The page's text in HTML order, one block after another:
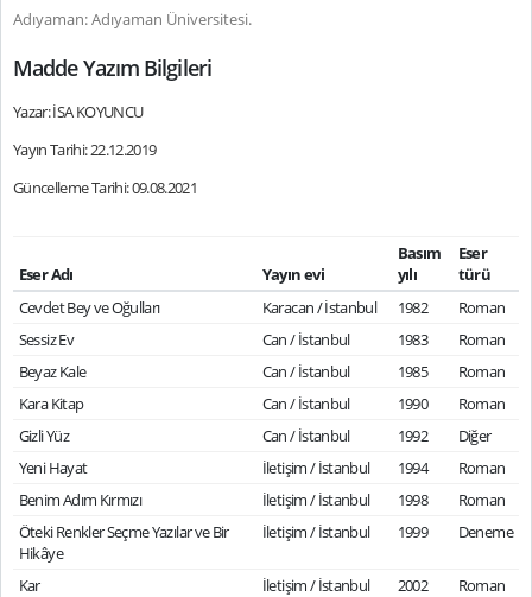
Adıyaman: Adıyaman Üniversitesi.
Madde Yazım Bilgileri
Yazar: İSA KOYUNCU
Yayın Tarihi: 22.12.2019
Güncelleme Tarihi: 09.08.2021
Eser Adı Yayın evi
Basım
yılı
Eser
türü
Cevdet Bey ve Oğulları
Karacan / İstanbul 1982
Roman
Sessiz Ev
Can / İstanbul 1983
Roman
Beyaz Kale
Can / İstanbul 1985
Roman
Kara Kitap
Can / İstanbul 1990
Roman
Gizli Yüz
Can / İstanbul 1992
Diğer
Yeni Hayat
İletişim / İstanbul 1994
Roman
Benim Adım Kırmızı
İletişim / İstanbul 1998
Roman
Öteki Renkler Seçme Yazılar ve Bir
Hikâye
İletişim / İstanbul 1999 Deneme
Kar İletişim / İstanbul 2002
Roman